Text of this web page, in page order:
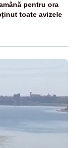
pentru ora
toate avizele